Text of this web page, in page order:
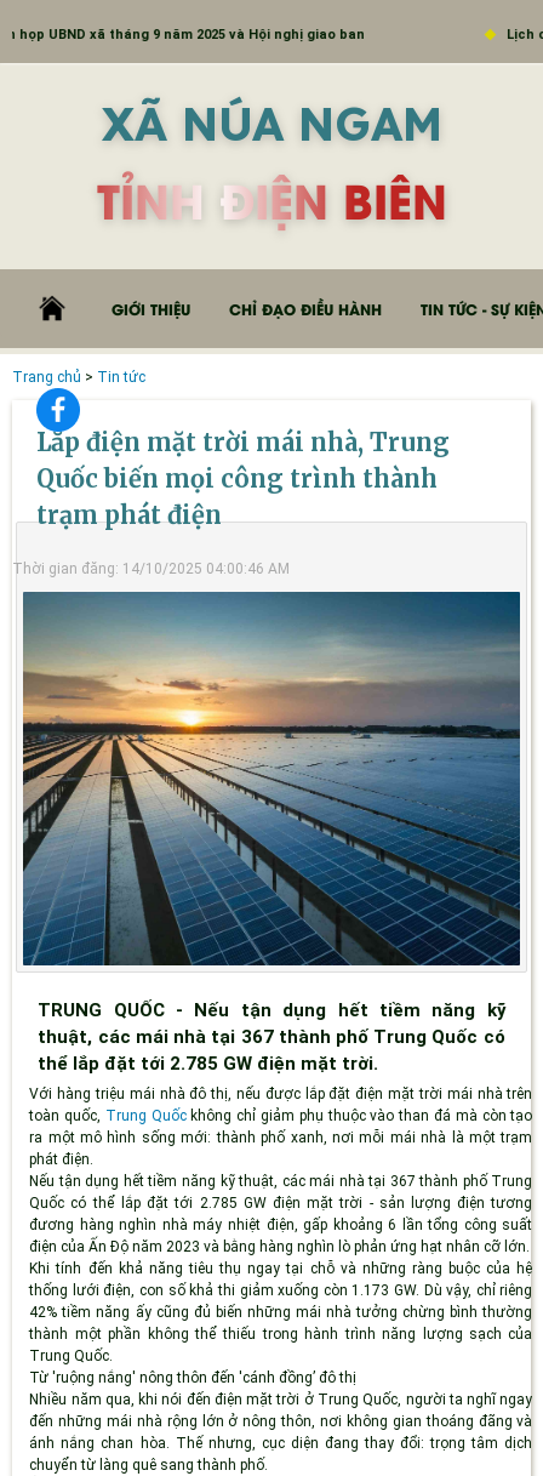
UBND xã tháng 9 năm 2025 và Hội nghị giao ban Lịch
XÃ NÚA NGAM
TỈNH ĐIỆN BIÊN
GIỚI THIỆU CHỈ ĐẠO ĐIỀU HÀNH TIN TỨC - SỰ
Trang chủ > Tin tức
Lắp điện mặt trời mái nhà, Trung
Quốc biến mọi công trình thành
trạm phát điện
Thời gian đăng: 14/10/2025 04:00:46 AM
TRUNG QUỐC - Nếu tận dụng hết tiềm năng kỹ
thuật, các mái nhà tại 367 thành phố Trung Quốc có
thể lắp đặt tới 2.785 GW điện mặt trời.
Với hàng triệu mái nhà đô thị, nếu được lắp đặt điện mặt trời mái nhà trên
toàn quốc, Trung Quốckhông chỉ giảm phụ thuộc vào than đá mà còn tạo
ra một mô hình sống mới: thành phố xanh, nơi mỗi mái nhà là một trạm
phát điện.
Nếu tận dụng hết tiềm năng kỹ thuật, các mái nhà tại 367 thành phố Trung
Quốc có thể lắp đặt tới 2.785 GW điện mặt trời - sản lượng điện tương
đương hàng nghìn nhà máy nhiệt điện, gấp khoảng 6 lần tổng công suất
điện của Ấn Độ năm 2023 và bằng hàng nghìn lò phản ứng hạt nhân cỡ lớn.
Khi tính đến khả năng tiêu thụ ngay tại chỗ và những ràng buộc của hệ
thống lưới điện, con số khả thi giảm xuống còn 1.173 GW. Dù vậy, chỉ riêng
42% tiềm năng ấy cũng đủ biến những mái nhà tưởng chừng bình thường
thành một phần không thể thiếu trong hành trình năng lượng sạch của
Trung Quốc.
Từ 'ruộng nắng' nông thôn đến 'cánh đồng’ đô thị
Nhiều năm qua, khi nói đến điện mặt trời ở Trung Quốc, người ta nghĩ ngay
đến những mái nhà rộng lớn ở nông thôn, nơi không gian thoáng đãng và
ánh nắng chan hòa. Thế nhưng, cục diện đang thay đổi: trọng tâm dịch
chuyển từ làng quê sang thành phố.